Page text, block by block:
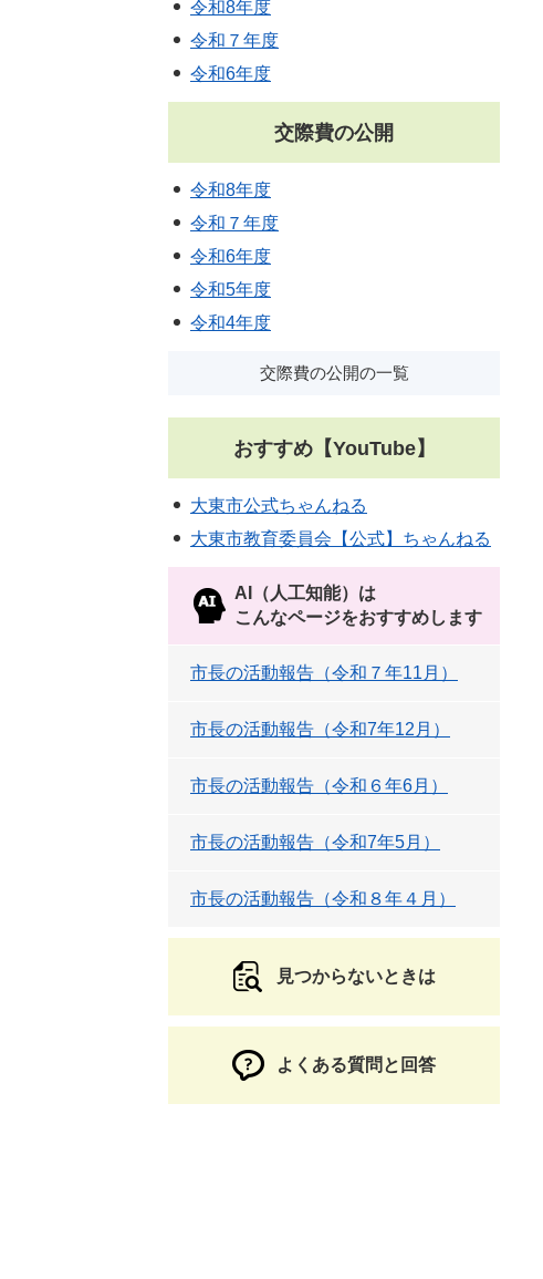
令和8年度
令和７年度
令和6年度
交際費の公開
令和8年度
令和７年度
令和6年度
令和5年度
令和4年度
交際費の公開の一覧
おすすめ【YouTube】
大東市公式ちゃんねる
大東市教育委員会【公式】ちゃんねる
AI（人工知能）は
こんなページをおすすめします
市長の活動報告（令和７年11月）
市長の活動報告（令和7年12月）
市長の活動報告（令和６年6月）
市長の活動報告（令和7年5月）
市長の活動報告（令和８年４月）
見つからないときは
よくある質問と回答